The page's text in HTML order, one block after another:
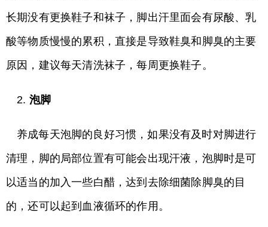
长期没有更换鞋子和袜子，脚出汗里面会有尿酸、乳
酸等物质慢慢的累积，直接是导致鞋臭和脚臭的主要
原因，建议每天清洗袜子，每周更换鞋子。
2. 泡脚
养成每天泡脚的良好习惯，如果没有及时对脚进行
清理，脚的局部位置有可能会出现汗液，泡脚时是可
以适当的加入一些白醋，达到去除细菌除脚臭的目
的，还可以起到血液循环的作用。